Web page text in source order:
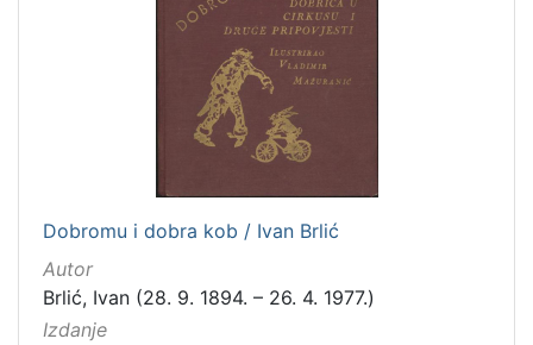
Dobromu i dobra kob / Ivan Brlić
Autor
Brlić, Ivan (28. 9. 1894. – 26. 4. 1977.)
Izdanje